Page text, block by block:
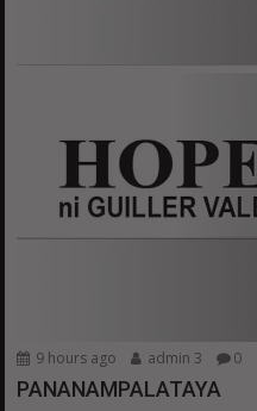
9 hours ago admin 3 0
PANANAMPALATAYA